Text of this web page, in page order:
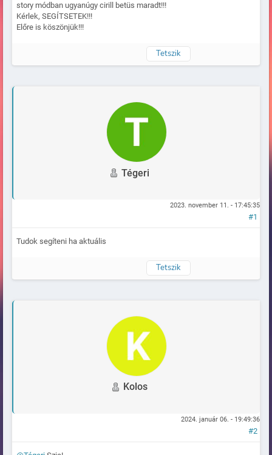
story módban ugyanúgy cirill betüs maradt!!!
Kérlek, SEGÍTSETEK!!!
Előre is köszönjük!!!
Tetszik
Tégeri
2023. november 11. - 17:45:35
#1
Tudok segíteni ha aktuális
Tetszik
Kolos
2024. január 06. - 19:49:36
#2